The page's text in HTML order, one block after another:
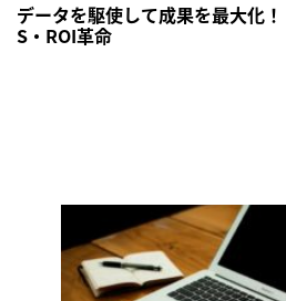
データを駆使して成果を最大化
S・ROI革命